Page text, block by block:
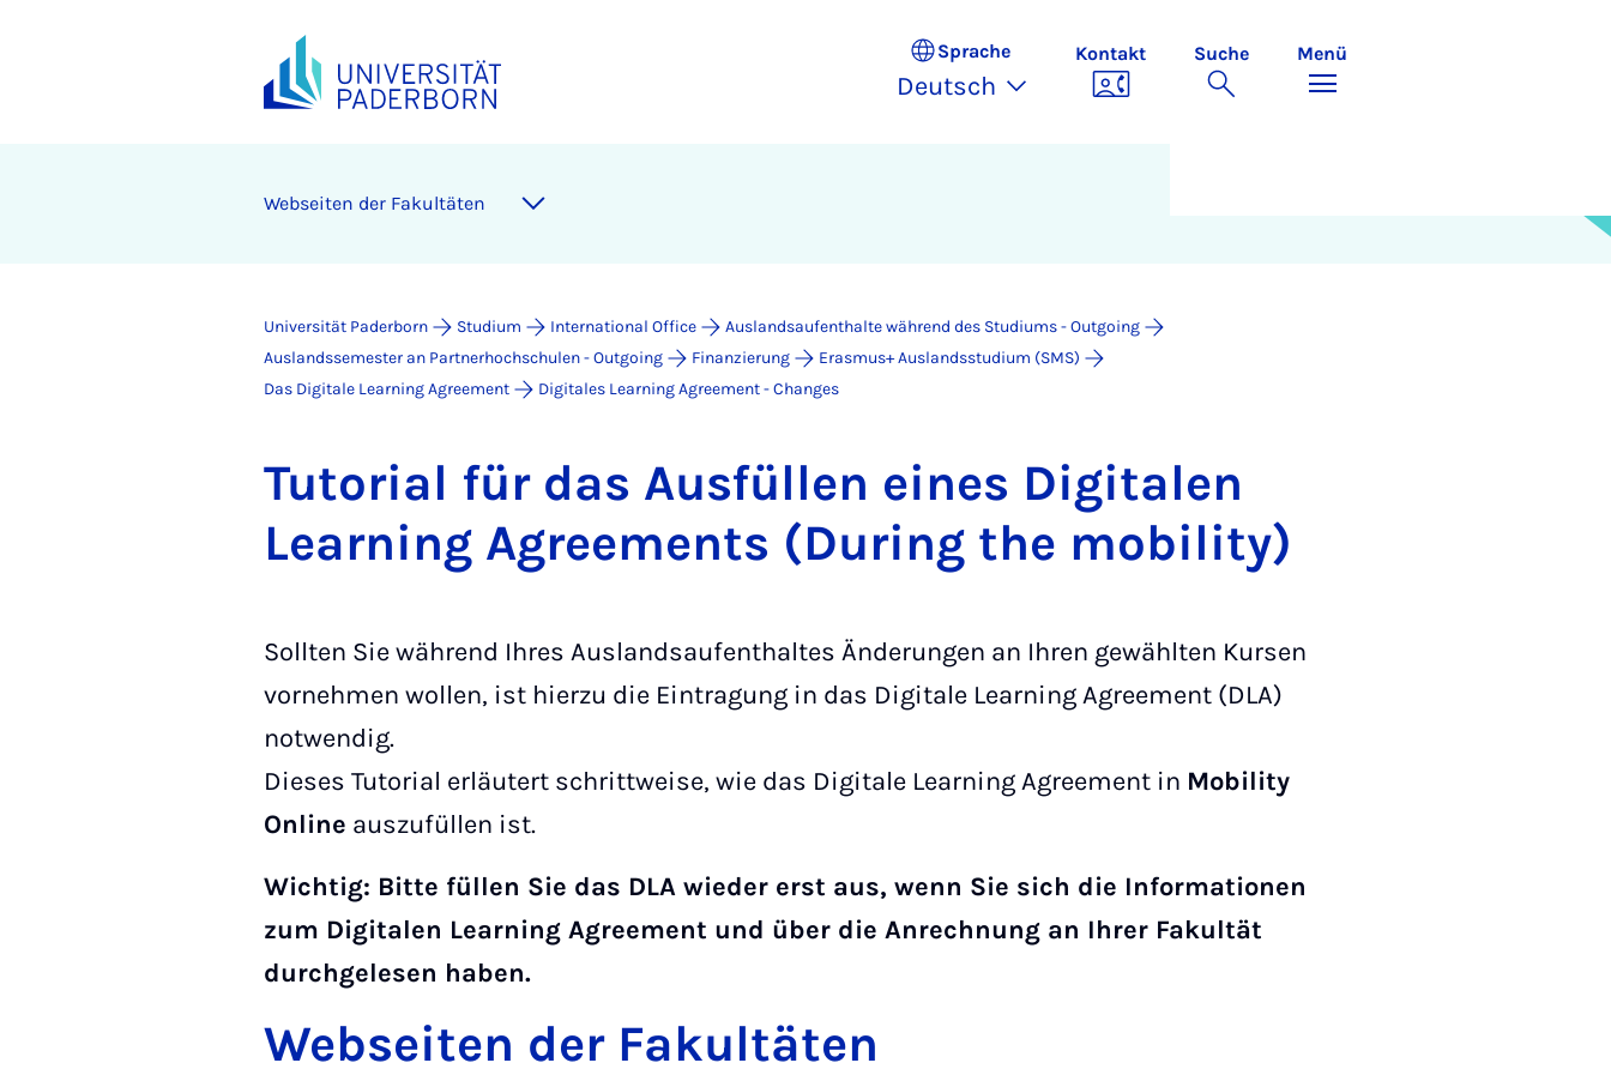
Sprache
Deutsch
Kontakt Suche Menü
Webseiten der Fakultäten
Universität Paderborn Studium International Office
Auslandsaufenthalte während des Studiums - Outgoing
Auslandssemester an Partnerhochschulen - Outgoing
Finanzierung
Erasmus+ Auslandsstudium (SMS)
Das Digitale Learning Agreement
Digitales Learning Agreement - Changes
Tu­to­ri­al für das Aus­fül­len ei­nes Di­gi­ta­len
Lear­ning Agree­ments (Du­ring the mo­bi­li­ty)
Sollten Sie während Ihres Auslandsaufenthaltes Änderungen an Ihren gewählten Kursen
vornehmen wollen, ist hierzu die Eintragung in das Digitale Learning Agreement (DLA)
notwendig.
Dieses Tutorial erläutert schrittweise, wie das Digitale Learning Agreement in Mobility
Online auszufüllen ist.
Wichtig: Bitte füllen Sie das DLA wieder erst aus, wenn Sie sich die Informationen
zum Digitalen Learning Agreement und über die Anrechnung an Ihrer Fakultät
durchgelesen haben.
Webseiten der Fakultäten